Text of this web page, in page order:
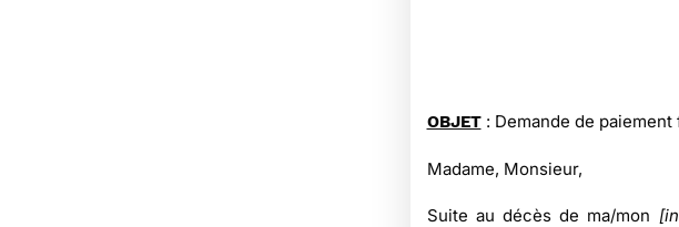
OBJET : Demande de
Madame, Monsieur,
Suite au décès de ma/mon